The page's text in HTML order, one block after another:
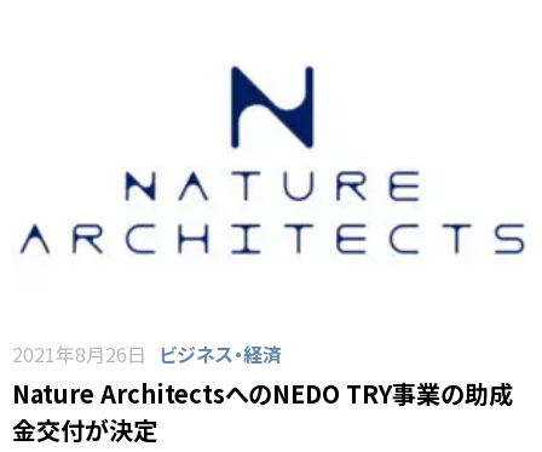
2021年8月26日 ビジネス・経済
Nature ArchitectsへのNEDO TRY事業の助成
金交付が決定